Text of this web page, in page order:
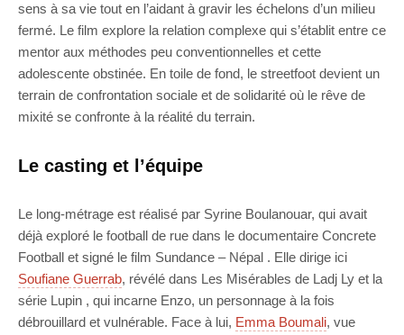
sens à sa vie tout en l’aidant à gravir les échelons d’un milieu
fermé. Le film explore la relation complexe qui s’établit entre ce
mentor aux méthodes peu conventionnelles et cette
adolescente obstinée. En toile de fond, le streetfoot devient un
terrain de confrontation sociale et de solidarité où le rêve de
mixité se confronte à la réalité du terrain.
Le casting et l’équipe
Le long-métrage est réalisé par Syrine Boulanouar, qui avait
déjà exploré le football de rue dans le documentaire Concrete
Football et signé le film Sundance – Népal . Elle dirige ici
Soufiane Guerrab, révélé dans Les Misérables de Ladj Ly et la
série Lupin , qui incarne Enzo, un personnage à la fois
débrouillard et vulnérable. Face à lui, Emma Boumali, vue